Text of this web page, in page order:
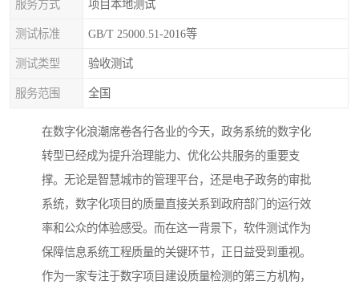
服务方式 项目本地测试
测试标准 GB/T 25000.51-2016等
测试类型 验收测试
服务范围 全国
在数字化浪潮席卷各行各业的今天，政务系统的数字化
转型已经成为提升治理能力、优化公共服务的重要支
撑。无论是智慧城市的管理平台，还是电子政务的审批
系统，数字化项目的质量直接关系到政府部门的运行效
率和公众的体验感受。而在这一背景下，软件测试作为
保障信息系统工程质量的关键环节，正日益受到重视。
作为一家专注于数字项目建设质量检测的第三方机构，